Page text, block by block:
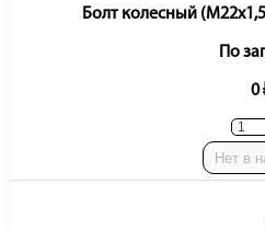
Болт колесный
По
0
Нет в